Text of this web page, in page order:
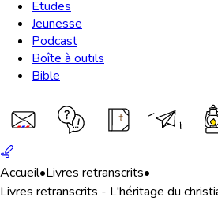
Etudes
Jeunesse
Podcast
Boîte à outils
Bible
Accueil•Livres retranscrits•
Livres retranscrits - L'héritage du